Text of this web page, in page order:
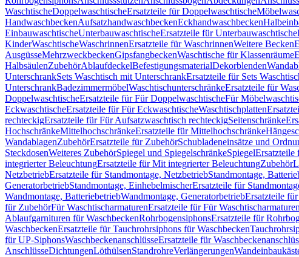
WaschtischeDoppelwaschtischeErsatzteile für Doppelwaschtische
HandwaschbeckenAufsatzhandwaschbeckenEckhandwaschbecken
EinbauwaschtischeUnterbauwaschtischeErsatzteile für Unterbauwaschtische
KinderWaschtischeWaschrinnenErsatzteile für WaschrinnenWeitere Becken
AusgüsseMehrzweckbeckenGipsfangbeckenWaschtische für Klassenräume
HalbsäulenZubehörAblaufdeckelBefestigungsmaterialDekorblenden
UnterschrankSets Waschtisch mit UnterschrankErsatzteile für Sets
UnterschrankBadezimmermöbelWaschtischunterschränkeErsatzteile für
DoppelwaschtischeErsatzteile für Für DoppelwaschtischeFür
EckwaschtischeErsatzteile für Für EckwaschtischeWaschtischplatten
rechteckigErsatzteile für Für Aufsatzwaschtisch rechteckigSeitenschränke
HochschränkeMittelhochschränkeErsatzteile für Mittelhochschränke
WandablagenZubehörErsatzteile für ZubehörSchubladeneinsätze und
SteckdosenWeiteres ZubehörSpiegel und SpiegelschränkeSpiegelErsatzteile
integrierter BeleuchtungErsatzteile für Mit integrierter BeleuchtungZubehör
NetzbetriebErsatzteile für Standmontage, NetzbetriebStandmontage,
GeneratorbetriebStandmontage, EinhebelmischerErsatzteile für
Wandmontage, BatteriebetriebWandmontage, GeneratorbetriebErsatzteile
für ZubehörFür WaschtischarmaturenErsatzteile für Für Waschtischarmaturen
Ablaufgarnituren für WaschbeckenRohrbogensiphonsErsatzteile für
WaschbeckenErsatzteile für Tauchrohrsiphons für Waschbecken
für UP-SiphonsWaschbeckenanschlüsseErsatzteile für
AnschlüsseDichtungenLöthülsenStandrohreVerlängerungen